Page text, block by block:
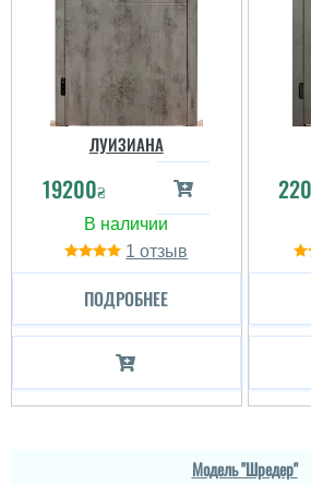
ЛУИЗИАНА
19200₴
1
ПОДРОБНЕЕ
Модель "Шредер"